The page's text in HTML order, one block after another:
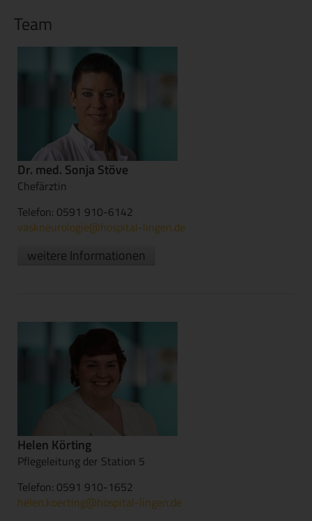
Team
Dr. med. Sonja Stöve
Chefärztin
Telefon: 0591 910-6142
vaskneurologie@hospital-lingen.de
weitere Informationen
Helen Körting
Pflegeleitung der Station 5
Telefon: 0591 910-1652
helen.koerting@hospital-lingen.de